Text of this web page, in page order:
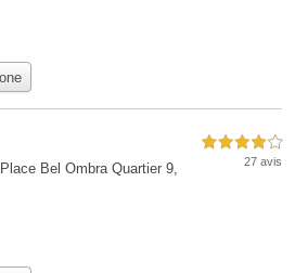
Bel Ombra Quartier 9,
4,0 étoiles sur 5
27 avis